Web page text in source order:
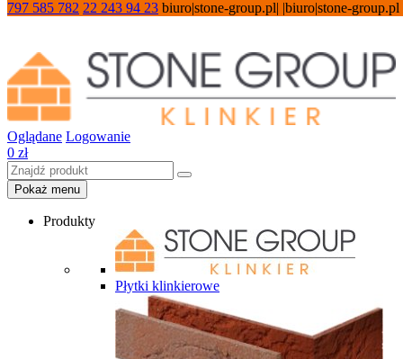
797 585 782 22 243 94 23 biuro|stone-group.pl| |biuro|stone-group.pl
Oglądane Logowanie
0 zł
Pokaż menu
Produkty
Płytki klinkierowe